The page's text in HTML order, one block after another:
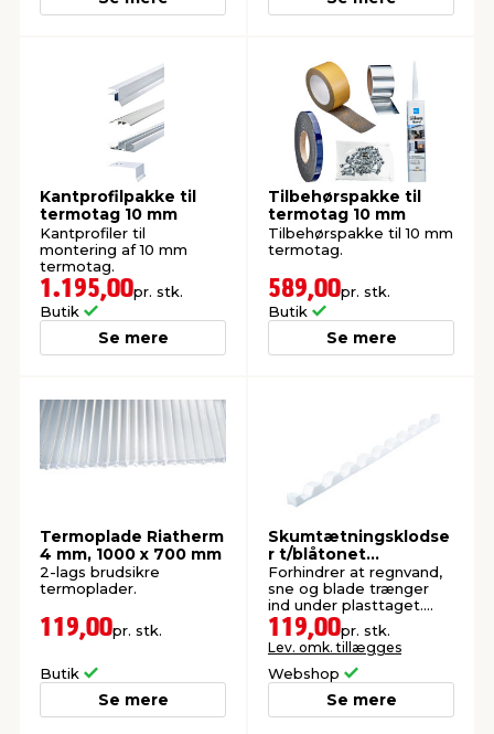
Kantprofilpakke til
termotag 10 mm
Kantprofiler til
montering af 10 mm
termotag.
1.195,00pr. stk.
Butik
Se mere
Tilbehørspakke til
termotag 10 mm
Tilbehørspakke til 10 mm
termotag.
589,00pr. stk.
Butik
Se mere
Termoplade Riatherm
4 mm, 1000 x 700 mm
2-lags brudsikre
termoplader.
119,00pr. stk.
Butik
Se mere
Skumtætningsklodse
r t/blåtonet
trapezplade 10-pk.
Forhindrer at regnvand,
sne og blade trænger
ind under plasttaget.
Længde: 70 cm.
119,00pr. stk.
Lev. omk. tillægges
Webshop
Se mere